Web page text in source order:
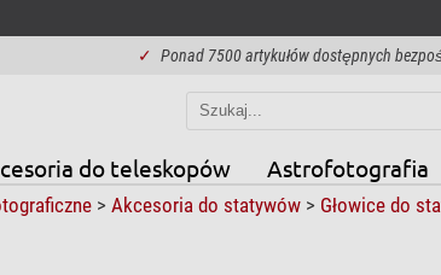
✓ Ponad 7500 artykułów dostępnych
do teleskopów Astrofotografia
> Akcesoria do statywów > Głowice do